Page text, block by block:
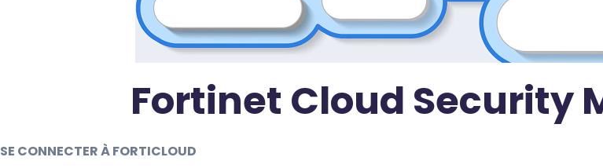
Fortinet Cloud Security
SE CONNECTER À FORTICLOUD